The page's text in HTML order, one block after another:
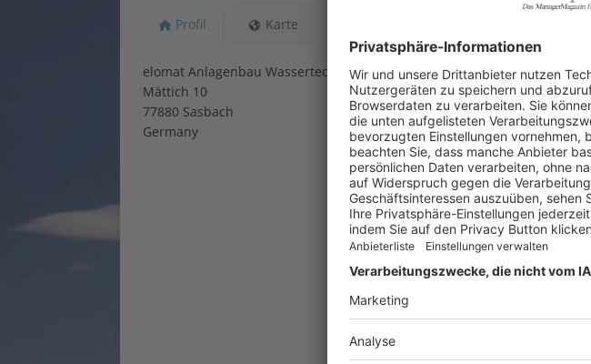
Profil Karte
elomat Anlagenbau Wassertechnik GmbH
Mättich 10
77880 Sasbach
Germany